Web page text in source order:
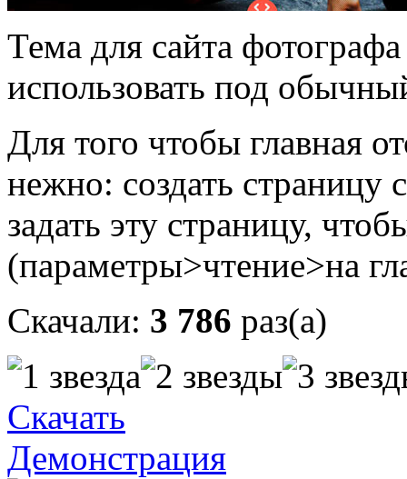
Тема для сайта
использовать под
Для того чтобы главная
нежно: создать страницу
задать эту страницу,
(параметры>чтение>на
Скачали: 3 786 раз(а)
Скачать
Демонстрация